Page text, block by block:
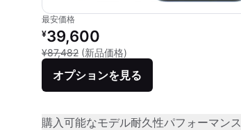
最安価格
リファービッシュ品の価格：
¥39,600
¥87,482 (新品価格)
オプションを見る
購入可能なモデル耐久性パフォーマンス